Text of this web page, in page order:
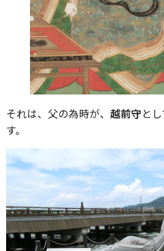
それは、父の為時が、 越前守と
す。